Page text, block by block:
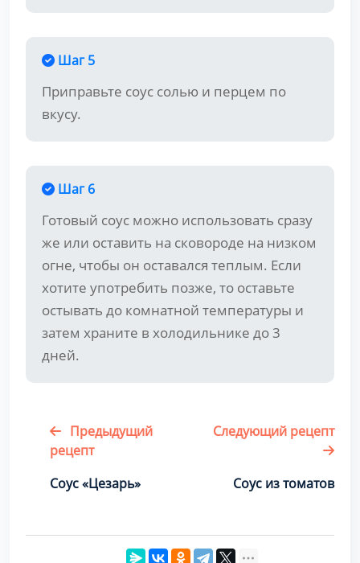
Шаг 5
Приправьте соус солью и перцем по
вкусу.
Шаг 6
Готовый соус можно использовать сразу
же или оставить на сковороде на низком
огне, чтобы он оставался теплым. Если
хотите употребить позже, то оставьте
остывать до комнатной температуры и
затем храните в холодильнике до 3
дней.
Предыдущий
рецепт
Соус «Цезарь»
Следующий рецепт
Соус из томатов